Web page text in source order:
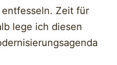
Zeit für
lege ich diesen